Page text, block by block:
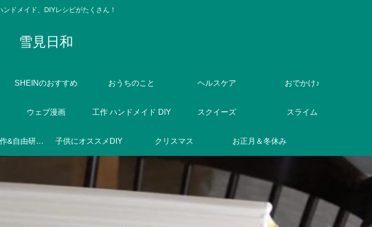
ンドメイド、DIYレシピがたくさん！
雪見日和
SHEINのおすすめ おうちのこと ヘルスケア おでかけ♪
ウェブ漫画 工作 ハンドメイド DIY スクイーズ スライム
夏休みの工作&自由研究♪ 子供にオススメDIY クリスマス お正月＆冬休み